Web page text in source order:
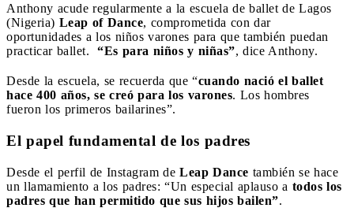
Anthony acude regularmente a la escuela de ballet de Lagos
(Nigeria) Leap of Dance, comprometida con dar
oportunidades a los niños varones para que también puedan
practicar ballet. “Es para niños y niñas”, dice Anthony.
Desde la escuela, se recuerda que “cuando nació el ballet
hace 400 años, se creó para los varones. Los hombres
fueron los primeros bailarines”.
El papel fundamental de los padres
Desde el perfil de Instagram de Leap Dance también se hace
un llamamiento a los padres: “Un especial aplauso a todos los
padres que han permitido que sus hijos bailen”.